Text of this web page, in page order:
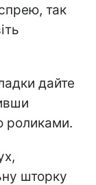
так
дайте
роликами.
шторку